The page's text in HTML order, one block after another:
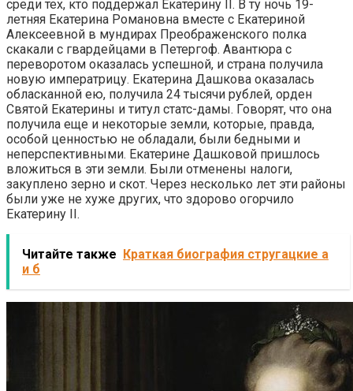
среди тех, кто поддержал Екатерину II. В ту ночь 19-
летняя Екатерина Романовна вместе с Екатериной
Алексеевной в мундирах Преображенского полка
скакали с гвардейцами в Петергоф. Авантюра с
переворотом оказалась успешной, и страна получила
новую императрицу. Екатерина Дашкова оказалась
обласканной ею, получила 24 тысячи рублей, орден
Святой Екатерины и титул статс-дамы. Говорят, что она
получила еще и некоторые земли, которые, правда,
особой ценностью не обладали, были бедными и
неперспективными. Екатерине Дашковой пришлось
вложиться в эти земли. Были отменены налоги,
закуплено зерно и скот. Через несколько лет эти районы
были уже не хуже других, что здорово огорчило
Екатерину II.
Читайте также Краткая биография стругацкие а
и б